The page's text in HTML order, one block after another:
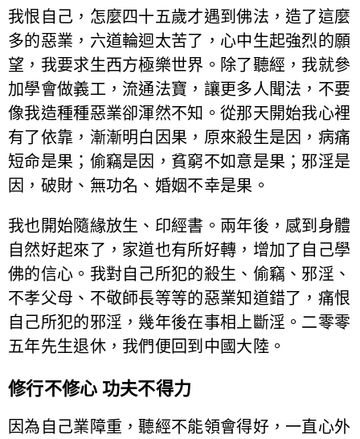
我恨自己，怎麼四十五歲才遇到佛法，造了這麼
多的惡業，六道輪迴太苦了，心中生起強烈的願
望，我要求生西方極樂世界。除了聽經，我就參
加學會做義工，流通法寶，讓更多人聞法，不要
像我造種種惡業卻渾然不知。從那天開始我心裡
有了依靠，漸漸明白因果，原來殺生是因，病痛
短命是果；偷竊是因，貧窮不如意是果；邪淫是
因，破財、無功名、婚姻不幸是果。
我也開始隨緣放生、印經書。兩年後，感到身體
自然好起來了，家道也有所好轉，增加了自己學
佛的信心。我對自己所犯的殺生、偷竊、邪淫、
不孝父母、不敬師長等等的惡業知道錯了，痛恨
自己所犯的邪淫，幾年後在事相上斷淫。二零零
五年先生退休，我們便回到中國大陸。
修行不修心 功夫不得力
因為自己業障重，聽經不能領會得好，一直心外